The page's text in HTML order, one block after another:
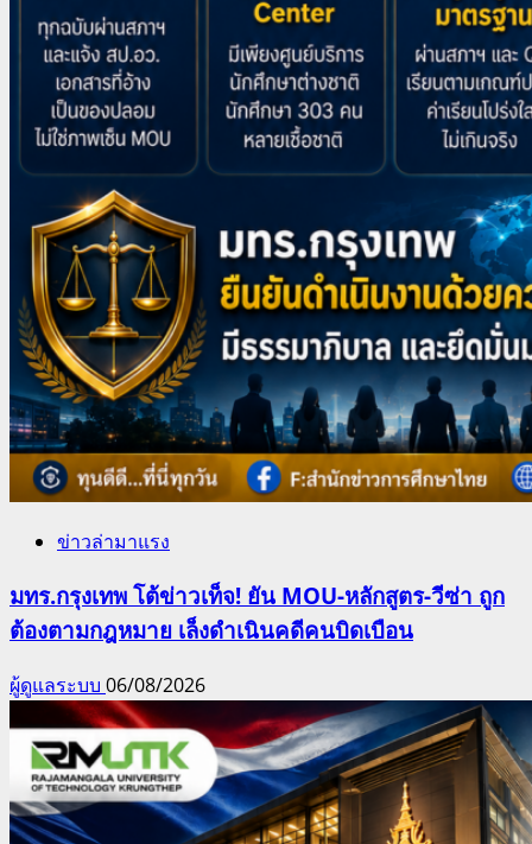
ข่าวล่ามาแรง
มทร.กรุงเทพ โต้ข่าวเท็จ! ยัน MOU-หลักสูตร-วีซ่า ถูก
ต้องตามกฎหมาย เล็งดำเนินคดีคนบิดเบือน
ผู้ดูแลระบบ 06/08/2026